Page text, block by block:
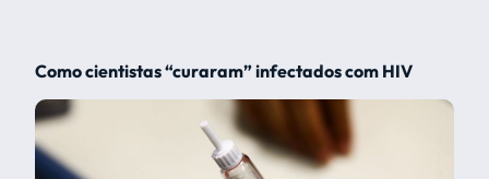
Como cientistas “curaram” infectados com HIV